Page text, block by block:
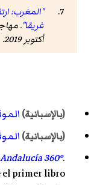
غريقا".
أكتوبر 2019
.
(بالإسبانية)
(بالإسبانية)
Andalucía 360º.
el primer libro